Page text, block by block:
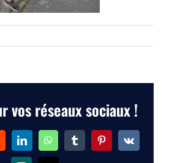
vos réseaux sociaux !
LinkedInWhatsAppTumblrPinterest
Vk